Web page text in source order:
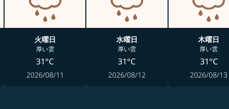
火曜日
厚い雲
31°C
2026/08/11
水曜日
厚い雲
31°C
2026/08/12
木曜日
厚い雲
31°C
2026/08/13